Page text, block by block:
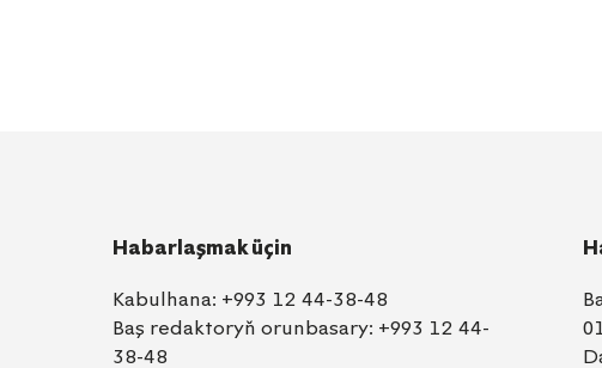
Habarlaşmak üçin
Kabulhana: +993 12 44-38-48
Baş redaktoryň orunbasary: +993 12 44-
38-48